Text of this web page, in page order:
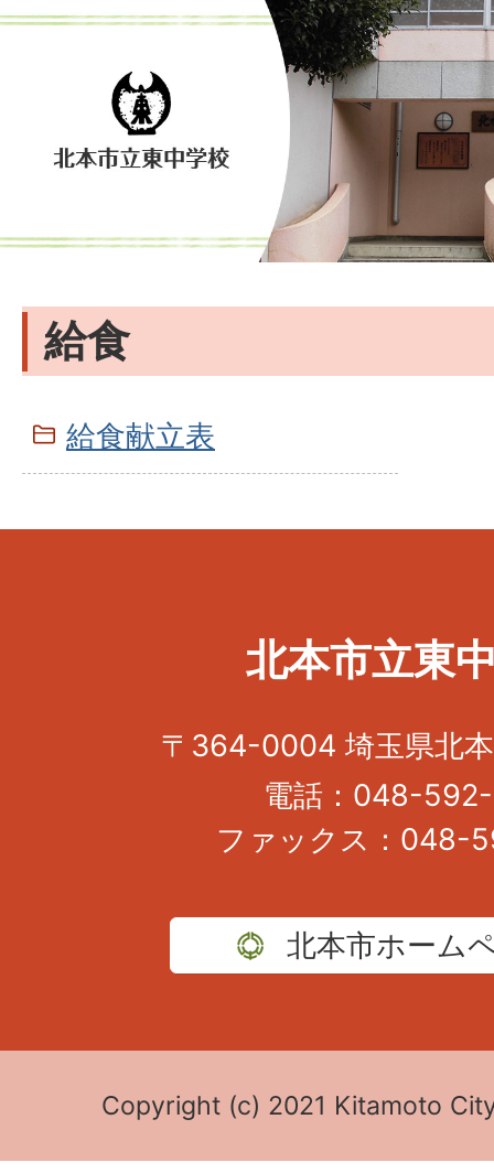
給食
給食献立表
北本市立東
〒364-0004 埼玉県北
電話：048-
ファックス：048-
北本市ホーム
Copyright (c) 2021 Kitamoto